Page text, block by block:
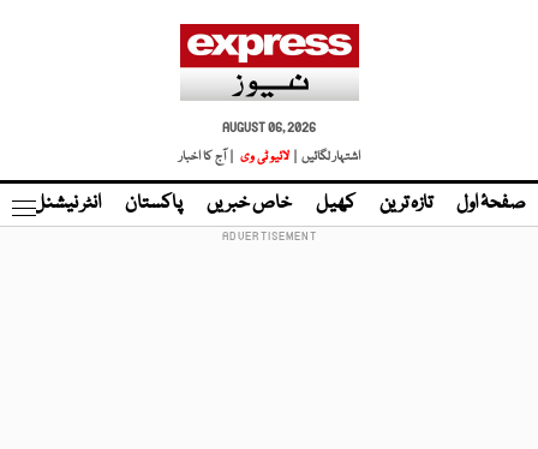
AUGUST 06, 2026
اشتہار لگائیں |
لائیو ٹی وی | آج کا اخبار
صفحۂ اول تازہ ترین کھیل خاص خبریں پاکستان انٹر نیشنل